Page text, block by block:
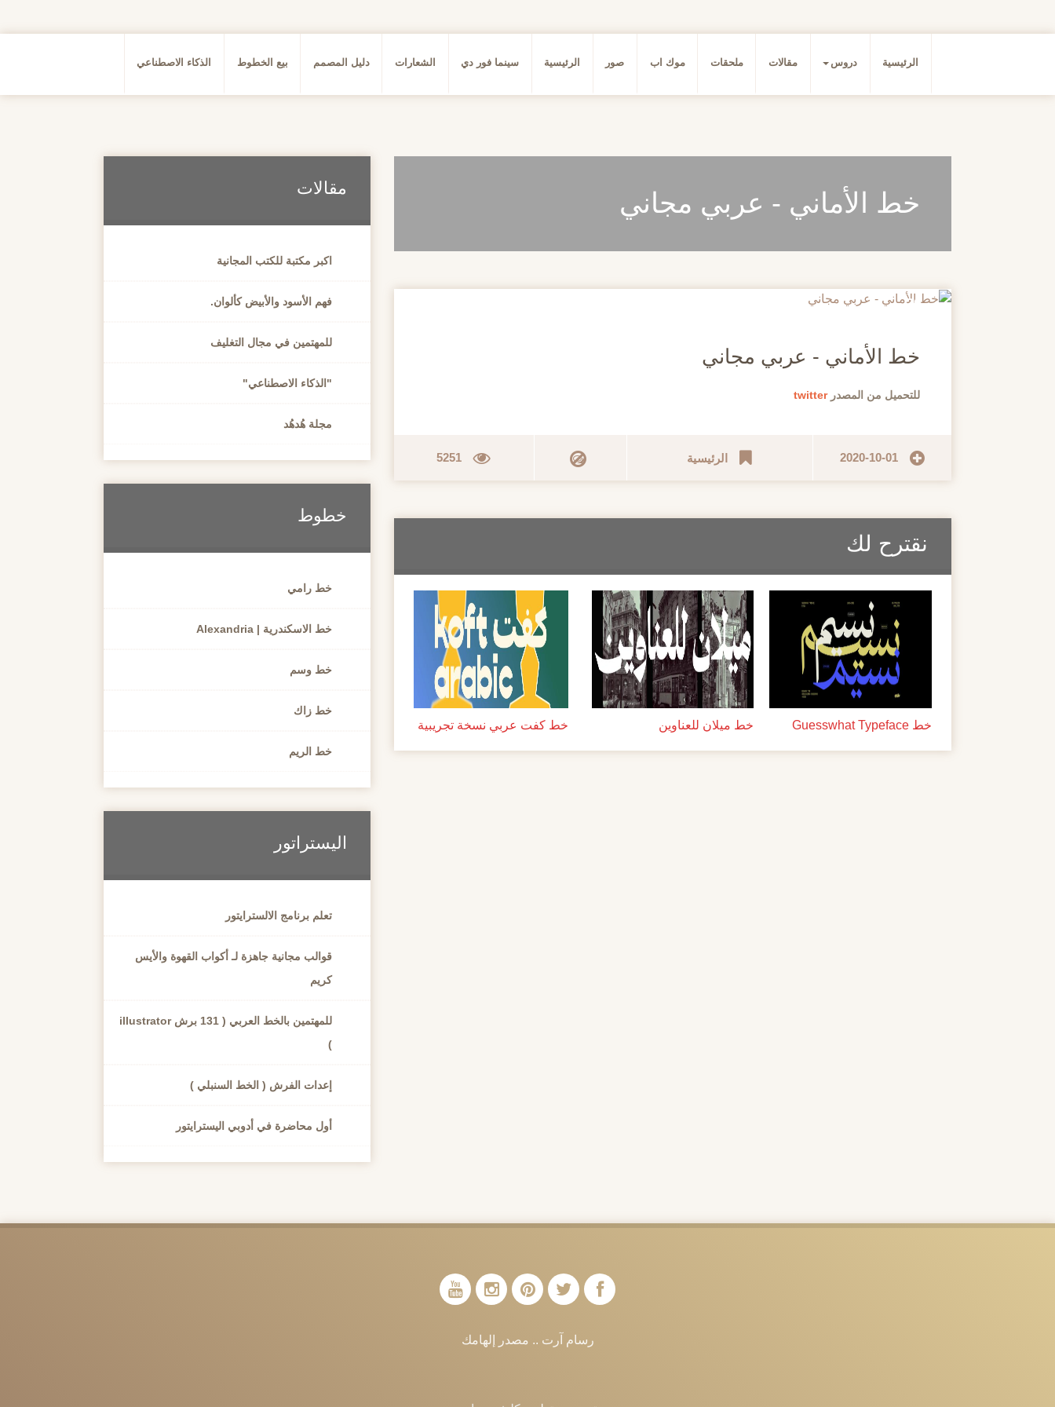
الرئيسية دروس مقالات ملحقات موك اب صور الرئيسية سينما فور دي الشعارات دليل المصمم بيع الخطوط الذكاء الاصطناعي
خط الأماني - عربي مجاني
20
خط الأماني - عربي مجاني
للتحميل من المصدرtwitter
2020-10-01 الرئيسية 5251
نقترح لك
خط Guesswhat Typeface خط ميلان للعناوين خط كفت عربي نسخة تجريبية
مقالات
اكبر مكتبة للكتب المجانية
فهم الأسود والأبيض كألوان.
للمهتمين في مجال التغليف
"الذكاء الاصطناعي"
مجلة هُدهُد
خطوط
خط رامي
خط الاسكندرية | Alexandria
خط وسم
خط زاك
خط الريم
اليستراتور
تعلم برنامج الالسترايتور
قوالب مجانية جاهزة لـ أكواب القهوة والأيس
كريم
للمهتمين بالخط العربي ( 131 برش illustrator
)
إعدات الفرش ( الخط السنبلي )
أول محاضرة في أدوبي اليسترايتور
رسام آرت .. مصدر إلهامك